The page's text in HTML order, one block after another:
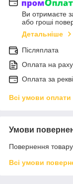
Ви отримаєте
або гроші
Детальніше
Післяплата
Оплата на
Оплата за
Всі умови оплати
Умови
Повернення
Всі умови